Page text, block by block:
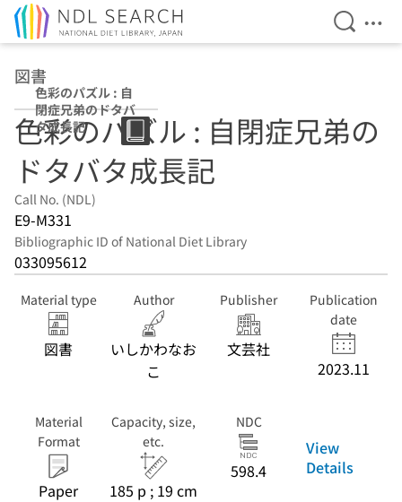
Open
図書
色彩のパズル : 自
閉症兄弟のドタバ
タ成長記
色彩のパズル : 自閉症兄弟の
ドタバタ成長記
Call No. (NDL)
E9-M331
Bibliographic ID of National Diet Library
033095612
Material type
図書
Author
いしかわなお
こ
Publisher
文芸社
Publication
date
2023.11
Material
Format
Paper
Capacity, size,
etc.
185 p ; 19 cm
NDC
598.4
View
Details